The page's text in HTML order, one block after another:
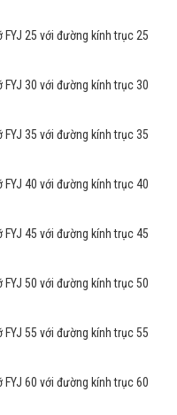
25 với đường kính trục 25
30 với đường kính trục 30
35 với đường kính trục 35
40 với đường kính trục 40
45 với đường kính trục 45
50 với đường kính trục 50
55 với đường kính trục 55
60 với đường kính trục 60